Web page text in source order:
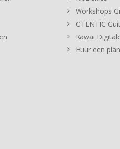
Workshops
OTENTIC
Kawai
Huur een